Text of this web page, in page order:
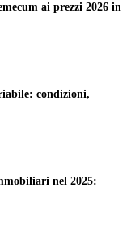
ai prezzi 2026 in
condizioni,
nel 2025: